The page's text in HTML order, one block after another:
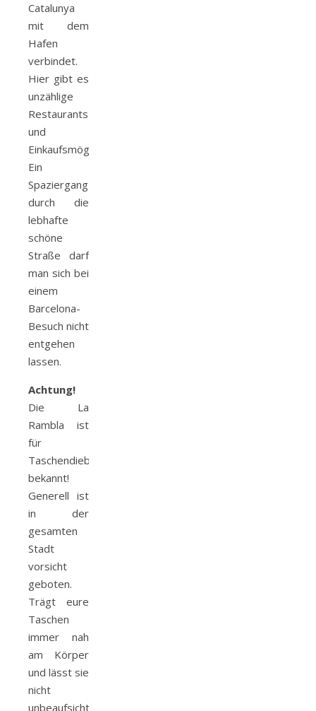
Catalunya
mit dem
Hafen
verbindet.
Hier gibt es
unzählige
Restaurants
und
Einkaufsmöglichkeiten.
Ein
Spaziergang
durch die
lebhafte
schöne
Straße darf
man sich bei
einem
Barcelona-
Besuch nicht
entgehen
lassen.
Achtung!
Die La
Rambla ist
für
Taschendiebe
bekannt!
Generell ist
in der
gesamten
Stadt
vorsicht
geboten.
Trägt eure
Taschen
immer nah
am Körper
und lässt sie
nicht
unbeaufsichtigt.